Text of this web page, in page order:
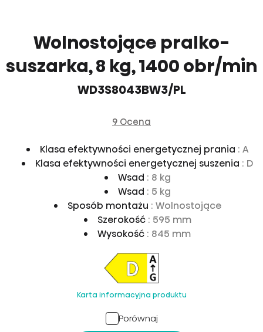
Wolnostojące pralko-
suszarka, 8 kg, 1400 obr/min
WD3S8043BW3/PL
9 Ocena
Klasa efektywności energetycznej prania : A
Klasa efektywności energetycznej suszenia : D
Wsad : 8 kg
Wsad : 5 kg
Sposób montażu : Wolnostojące
Szerokość : 595 mm
Wysokość : 845 mm
Karta informacyjna produktu
Porównaj